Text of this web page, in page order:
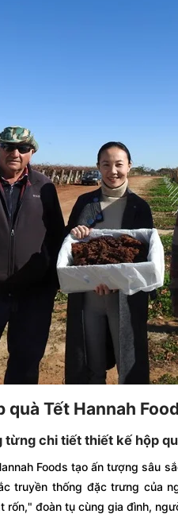
Tết Hannah
chi tiết thiết kế hộp
Foods tạo ấn tượng sâu
truyền thống đặc trưng của
rốn," đoàn tụ cùng gia đình,